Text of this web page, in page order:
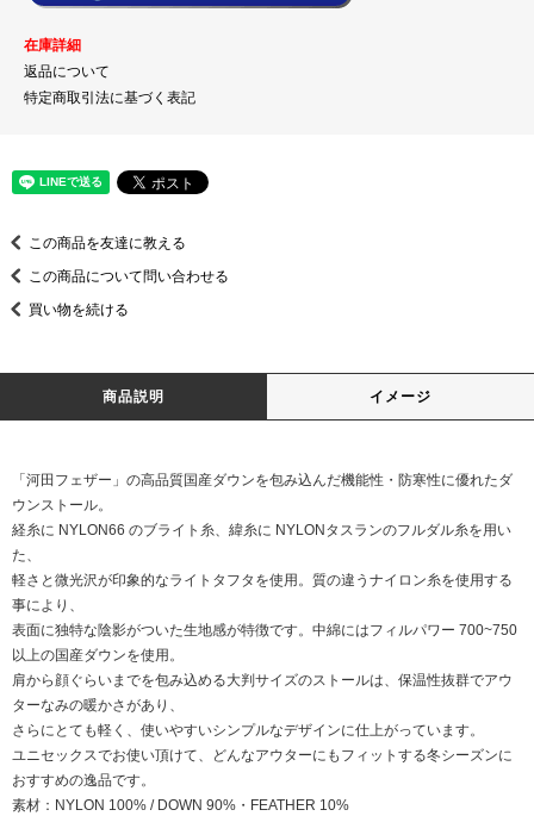
在庫詳細
返品について
特定商取引法に基づく表記
この商品を友達に教える
この商品について問い合わせる
買い物を続ける
商品説明 イメージ
「河田フェザー」の高品質国産ダウンを包み込んだ機能性・防寒性に優れたダ
ウンストール。
経糸に NYLON66 のブライト糸、緯糸に NYLONタスランのフルダル糸を用い
た、
軽さと微光沢が印象的なライトタフタを使用。質の違うナイロン糸を使用する
事により、
表面に独特な陰影がついた生地感が特徴です。中綿にはフィルパワー 700~750
以上の国産ダウンを使用。
肩から顔ぐらいまでを包み込める大判サイズのストールは、保温性抜群でアウ
ターなみの暖かさがあり、
さらにとても軽く、使いやすいシンプルなデザインに仕上がっています。
ユニセックスでお使い頂けて、どんなアウターにもフィットする冬シーズンに
おすすめの逸品です。
素材：NYLON 100% / DOWN 90%・FEATHER 10%